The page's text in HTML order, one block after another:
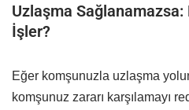
Uzlaşma Sağlanamazsa:
İşler?
Eğer komşunuzla uzlaşma
komşunuz zararı karşılamayı